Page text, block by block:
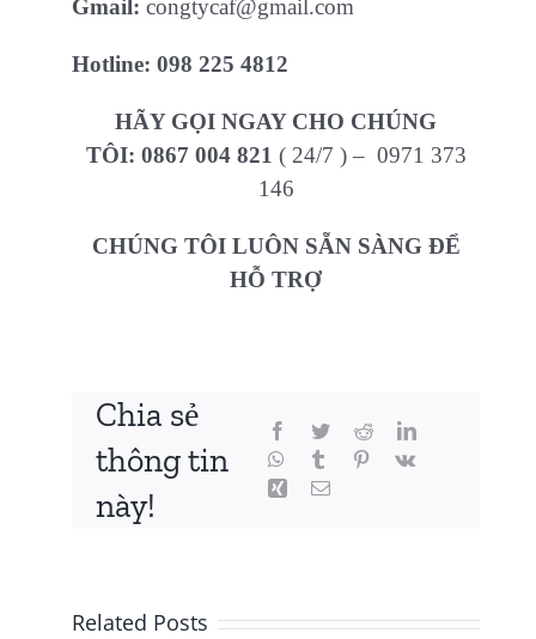
Gmail: congtycaf@gmail.com
Hotline: 098 225 4812
HÃY GỌI NGAY CHO CHÚNG
TÔI: 0867 004 821 ( 24/7 ) – 0971 373
146
CHÚNG TÔI LUÔN SẴN SÀNG ĐỂ
HỖ TRỢ
Chia sẻ
thông tin
này!
Related Posts